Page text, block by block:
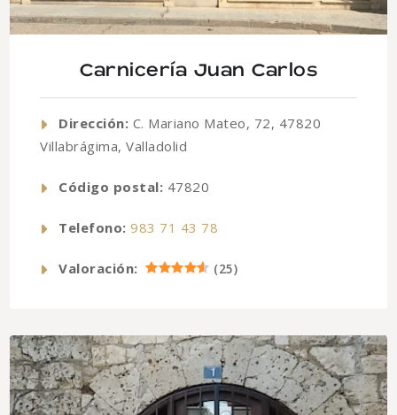
Carnicería Juan Carlos
Dirección: C. Mariano Mateo, 72, 47820
Villabrágima, Valladolid
Código postal: 47820
Telefono: 983 71 43 78
Valoración: (25)